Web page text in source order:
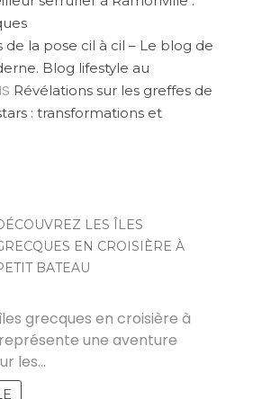
de la pose cil à cil – Le blog de
Blog lifestyle au
Révélations sur les greffes de
: transformations et
LES ÎLES
EN CROISIÈRE À
BATEAU
grecques en croisière à
une aventure
les…